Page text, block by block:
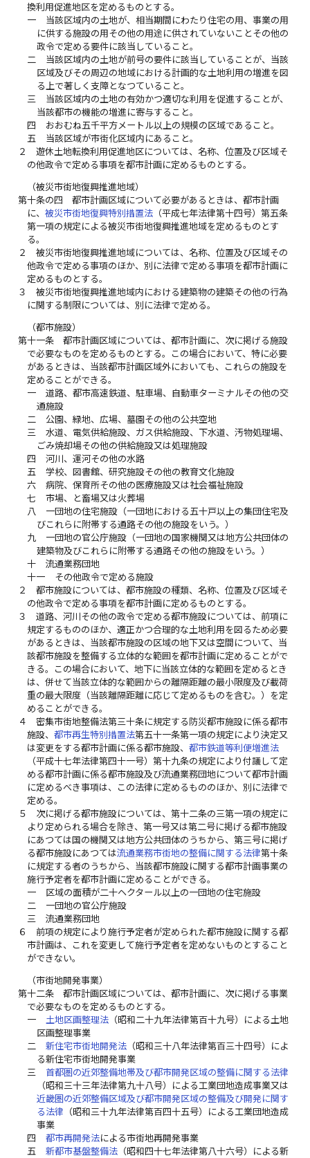
換利用促進地区を定めるものとする。
一
当該区域内の土地が、相当期間にわたり住宅の用、事業の用
に供する施設の用その他の用途に供されていないことその他の
政令で定める要件に該当していること。
二
当該区域内の土地が前号の要件に該当していることが、当該
区域及びその周辺の地域における計画的な土地利用の増進を図
る上で著しく支障となつていること。
三
当該区域内の土地の有効かつ適切な利用を促進することが、
当該都市の機能の増進に寄与すること。
四
おおむね五千平方メートル以上の規模の区域であること。
五
当該区域が市街化区域内にあること。
２
遊休土地転換利用促進地区については、名称、位置及び区域そ
の他政令で定める事項を都市計画に定めるものとする。
（被災市街地復興推進地域）
第十条の四
都市計画区域について必要があるときは、都市計画
に、被災市街地復興特別措置法 （平成七年法律第十四号）第五条
第一項の規定による被災市街地復興推進地域を定めるものとす
る。
２
被災市街地復興推進地域については、名称、位置及び区域その
他政令で定める事項のほか、別に法律で定める事項を都市計画に
定めるものとする。
３
被災市街地復興推進地域内における建築物の建築その他の行為
に関する制限については、別に法律で定める。
（都市施設）
第十一条
都市計画区域については、都市計画に、次に掲げる施設
で必要なものを定めるものとする。この場合において、特に必要
があるときは、当該都市計画区域外においても、これらの施設を
定めることができる。
一
道路、都市高速鉄道、駐車場、自動車ターミナルその他の交
通施設
二
公園、緑地、広場、墓園その他の公共空地
三
水道、電気供給施設、ガス供給施設、下水道、汚物処理場、
ごみ焼却場その他の供給施設又は処理施設
四
河川、運河その他の水路
五
学校、図書館、研究施設その他の教育文化施設
六
病院、保育所その他の医療施設又は社会福祉施設
七
市場、と畜場又は火葬場
八
一団地の住宅施設（一団地における五十戸以上の集団住宅及
びこれらに附帯する通路その他の施設をいう。）
九
一団地の官公庁施設（一団地の国家機関又は地方公共団体の
建築物及びこれらに附帯する通路その他の施設をいう。）
十
流通業務団地
十一
その他政令で定める施設
２
都市施設については、都市施設の種類、名称、位置及び区域そ
の他政令で定める事項を都市計画に定めるものとする。
３
道路、河川その他の政令で定める都市施設については、前項に
規定するもののほか、適正かつ合理的な土地利用を図るため必要
があるときは、当該都市施設の区域の地下又は空間について、当
該都市施設を整備する立体的な範囲を都市計画に定めることがで
きる。この場合において、地下に当該立体的な範囲を定めるとき
は、併せて当該立体的な範囲からの離隔距離の最小限度及び載荷
重の最大限度（当該離隔距離に応じて定めるものを含む。）を定
めることができる。
４
密集市街地整備法第三十条に規定する防災都市施設に係る都市
施設、都市再生特別措置法第五十一条第一項の規定により決定又
は変更をする都市計画に係る都市施設、都市鉄道等利便増進法
（平成十七年法律第四十一号）第十九条の規定により付議して定
める都市計画に係る都市施設及び流通業務団地について都市計画
に定めるべき事項は、この法律に定めるもののほか、別に法律で
定める。
５
次に掲げる都市施設については、第十二条の三第一項の規定に
より定められる場合を除き、第一号又は第二号に掲げる都市施設
にあつては国の機関又は地方公共団体のうちから、第三号に掲げ
る都市施設にあつては流通業務市街地の整備に関する法律第十条
に規定する者のうちから、当該都市施設に関する都市計画事業の
施行予定者を都市計画に定めることができる。
一
区域の面積が二十ヘクタール以上の一団地の住宅施設
二
一団地の官公庁施設
三
流通業務団地
６
前項の規定により施行予定者が定められた都市施設に関する都
市計画は、これを変更して施行予定者を定めないものとすること
ができない。
（市街地開発事業）
第十二条
都市計画区域については、都市計画に、次に掲げる事業
で必要なものを定めるものとする。
一
土地区画整理法（昭和二十九年法律第百十九号）による土地
区画整理事業
二
新住宅市街地開発法（昭和三十八年法律第百三十四号）によ
る新住宅市街地開発事業
三
首都圏の近郊整備地帯及び都市開発区域の整備に関する法律
（昭和三十三年法律第九十八号）による工業団地造成事業又は
近畿圏の近郊整備区域及び都市開発区域の整備及び開発に関す
る法律 （昭和三十九年法律第百四十五号）による工業団地造成
事業
四
都市再開発法による市街地再開発事業
五
新都市基盤整備法（昭和四十七年法律第八十六号）による新